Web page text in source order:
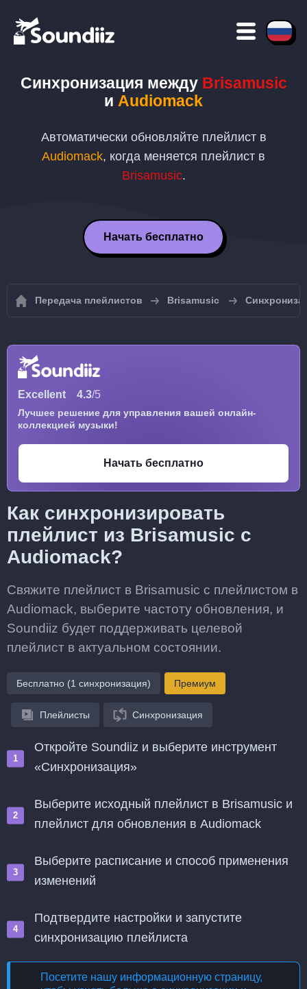
Синхронизация между Brisamusic
и Audiomack
Автоматически обновляйте плейлист в
Audiomack, когда меняется плейлист в
Brisamusic.
Начать бесплатно
Передача плейлистов Brisamusic
Excellent 4.3/5
Лучшее решение для управления вашей онлайн-
коллекцией музыки!
Начать бесплатно
Как синхронизировать
плейлист из Brisamusic с
Audiomack?
Свяжите плейлист в Brisamusic с плейлистом в
Audiomack, выберите частоту обновления, и
Soundiiz будет поддерживать целевой
плейлист в актуальном состоянии.
Бесплатно (1 синхронизация) Премиум
Плейлисты Синхронизация
Откройте Soundiiz и выберите инструмент
«Синхронизация»
Выберите исходный плейлист в Brisamusic и
плейлист для обновления в Audiomack
Выберите расписание и способ применения
изменений
Подтвердите настройки и запустите
синхронизацию плейлиста
Посетите нашу информационную страницу,